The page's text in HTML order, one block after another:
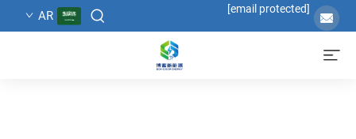
[email protected]
AR